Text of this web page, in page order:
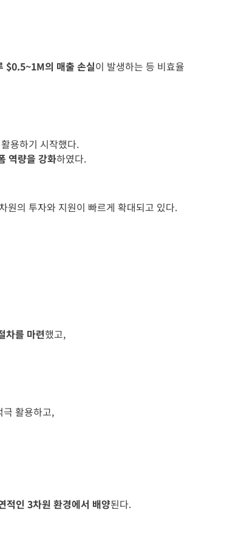
$0.5~1M의 매출 손실이 발생하는 등 비효율
용하기 시작했다.
역량을 강화하였다.
원의 투자와 지원이 빠르게 확대되고 있다.
차를 마련했고,
활용하고,
적인 3차원 환경에서 배양된다.